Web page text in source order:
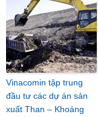
Vinacomin tập trung
đầu tư các dự án sản
xuất Than – Khoáng